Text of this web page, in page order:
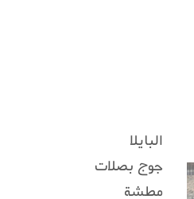
البايلا
جوج بصلات
مطشة